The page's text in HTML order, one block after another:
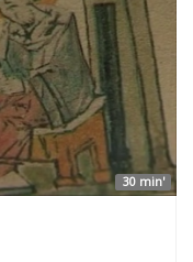
30 min'